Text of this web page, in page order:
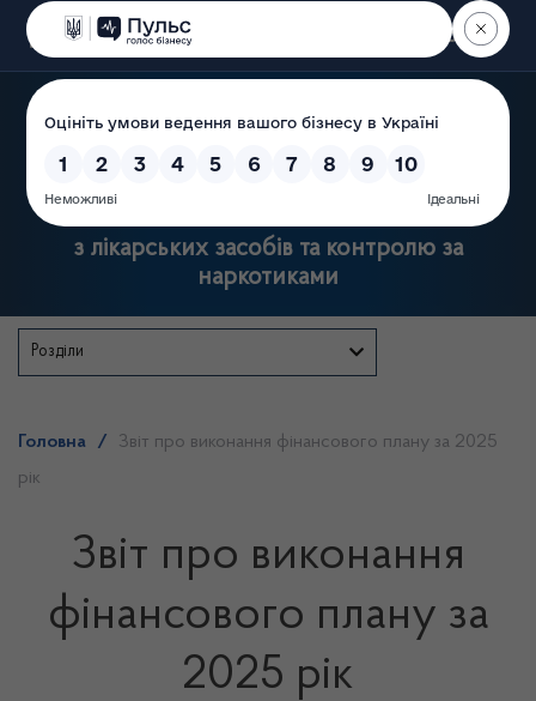
Пошук
Державна служба України
з лікарських засобів та контролю за
наркотиками
Розділи
Головна /
Звіт про виконання фінансового плану за 2025
рік
Звіт про виконання
фінансового плану за
2025 рік